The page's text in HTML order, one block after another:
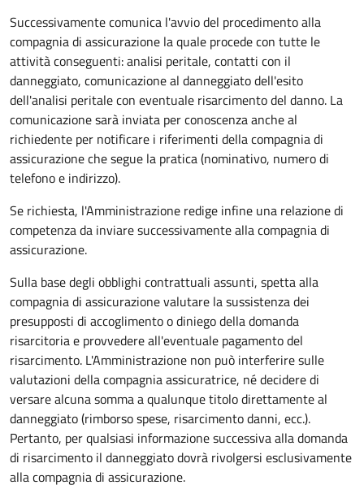
Successivamente comunica l'avvio del procedimento alla
compagnia di assicurazione la quale procede con tutte le
attività conseguenti: analisi peritale, contatti con il
danneggiato, comunicazione al danneggiato dell'esito
dell'analisi peritale con eventuale risarcimento del danno. La
comunicazione sarà inviata per conoscenza anche al
richiedente per notificare i riferimenti della compagnia di
assicurazione che segue la pratica (nominativo, numero di
telefono e indirizzo).
Se richiesta, l'Amministrazione redige infine una relazione di
competenza da inviare successivamente alla compagnia di
assicurazione.
Sulla base degli obblighi contrattuali assunti, spetta alla
compagnia di assicurazione valutare la sussistenza dei
presupposti di accoglimento o diniego della domanda
risarcitoria e provvedere all'eventuale pagamento del
risarcimento. L'Amministrazione non può interferire sulle
valutazioni della compagnia assicuratrice, né decidere di
versare alcuna somma a qualunque titolo direttamente al
danneggiato (rimborso spese, risarcimento danni, ecc.).
Pertanto, per qualsiasi informazione successiva alla domanda
di risarcimento il danneggiato dovrà rivolgersi esclusivamente
alla compagnia di assicurazione.